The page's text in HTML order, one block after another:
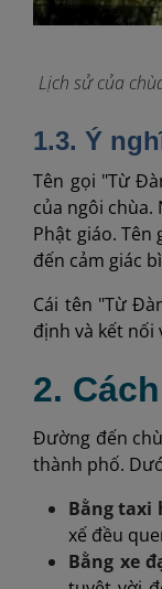
Lịch sử của
1.3. Ý
Tên gọi "Từ
của ngôi
Phật giáo.
đến cảm giác
Cái tên "Từ
định và kết nối
2.
Đường đến
thành phố.
Bằng taxi
xế đều
Bằng xe